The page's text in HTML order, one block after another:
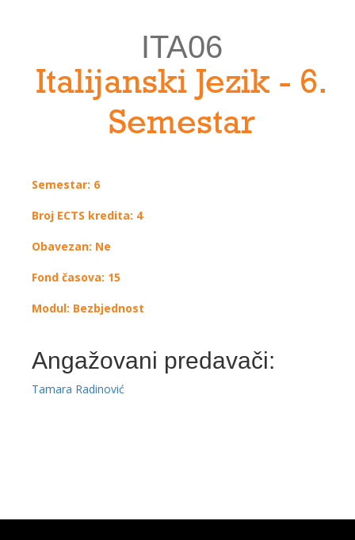
ITA06
Italijanski Jezik - 6.
Semestar
Semestar: 6
Broj ECTS kredita: 4
Obavezan: Ne
Fond časova: 15
Modul: Bezbjednost
Angažovani predavači:
Tamara Radinović